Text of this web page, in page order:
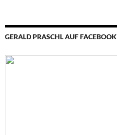
GERALD PRASCHL AUF FACEBOOK